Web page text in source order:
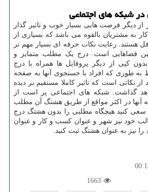
از دیگر فرصت هایی بسیار خوب و تاثیر گذار
به مشتریان بالقوه می باشد که بسیاری از
هستند. رعایت نکات حرفه ای بسیار مهم تر
فضاهایی است. درج یک مطلب متمایز و
کپی از دیگر پروفایل ها همراه با درج
به طوری که افراد با جستجوی آنها به صفحه
نکاتی است که تاثیر کاملا مستقیم بر دیده
گذاشت. شبکه های اجتماعی پر است از
آنها در اکثر مواقع از طریق هشتگ آن مطلب
کنید هیچگاه مطلبی را بدون هشتگ درج
خود نیز شهر و عنوان کسب و کار و عنوان
نیز به عنوان هشتگ ثبت کنید.
1663